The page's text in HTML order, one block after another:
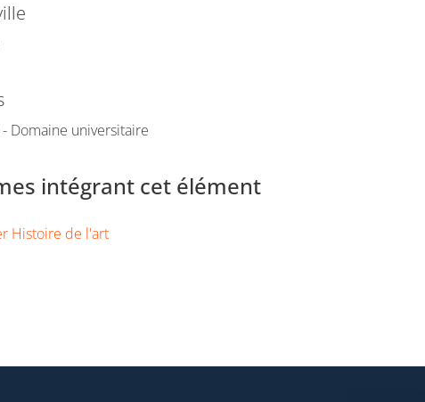
Domaine universitaire
intégrant cet élément
Histoire de l'art